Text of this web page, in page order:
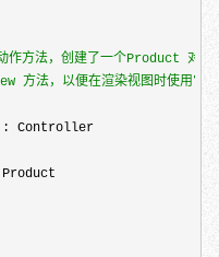
方法，创建了一个Product 对象
方法，以便在渲染视图时使用它。
: Controller
Product